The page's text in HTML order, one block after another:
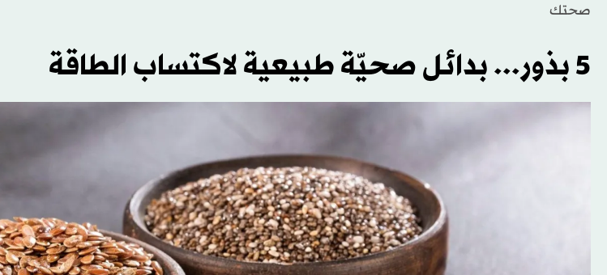
صحتك
5 بذور... بدائل صحيّة طبيعية لاكتساب الطاقة